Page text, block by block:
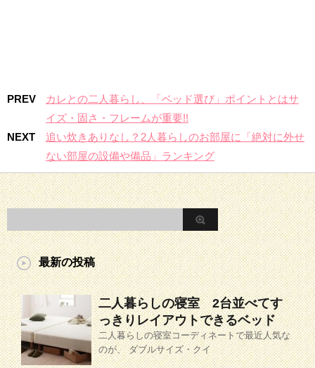
PREV
カレとの二人暮らし、「ベッド選び」ポイントとはサ
イズ・固さ・フレームが重要!!
NEXT
追い炊きありなし？2人暮らしのお部屋に「絶対に外せ
ない部屋の設備や備品」ランキング
最新の投稿
二人暮らしの寝室 2台並べてす
っきりレイアウトできるベッド
二人暮らしの寝室コーディネートで最近人気な
のが、 ダブルサイズ・クイ